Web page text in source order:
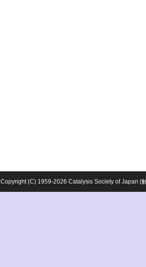
Copyright (C) 1959-2026 Catalysis Society of Japan (